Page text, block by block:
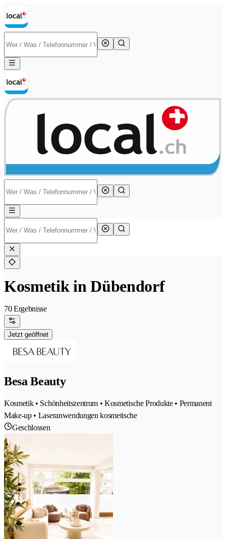
Kosmetik in Dübendorf
70 Ergebnisse
Jetzt geöffnet
Besa Beauty
Kosmetik • Schönheitszentrum • Kosmetische Produkte • Permanent
Make-up • Laseranwendungen kosmetische
Geschlossen